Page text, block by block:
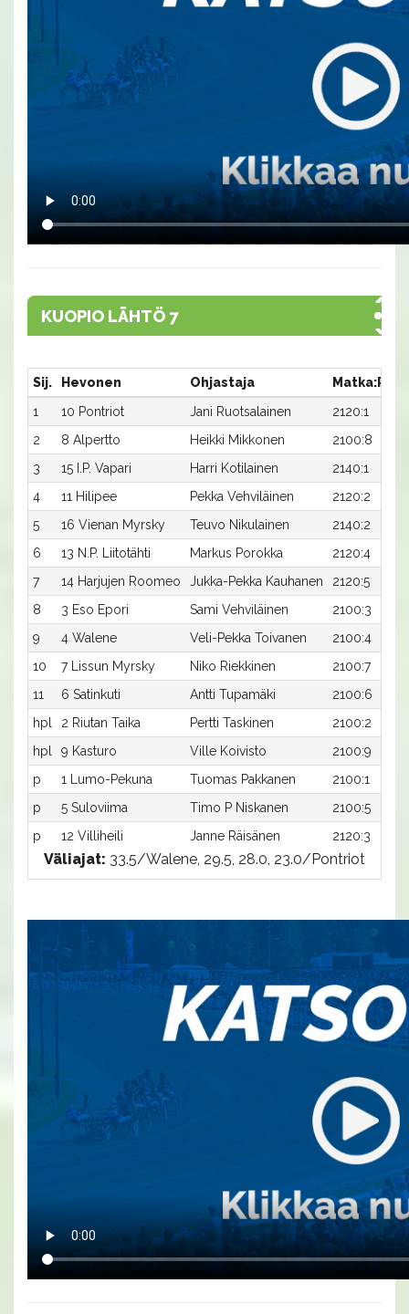
KUOPIO LÄHTÖ 7
Sij. Hevonen Ohjastaja
Matka:Rata
1
10 Pontriot Jani Ruotsalainen
2120:1
2
8 Alpertto Heikki Mikkonen
2100:8
3
15 I.P. Vapari Harri Kotilainen
2140:1
4
11 Hilipee Pekka Vehviläinen
2120:2
5
16 Vienan Myrsky Teuvo Nikulainen
2140:2
6
13 N.P. Liitotähti Markus Porokka
2120:4
7
14 Harjujen Roomeo Jukka-Pekka Kauhanen
2120:5
8
3 Eso Epori Sami Vehviläinen
2100:3
9
4 Walene Veli-Pekka Toivanen
2100:4
10
7 Lissun Myrsky Niko Riekkinen
2100:7
11
6 Satinkuti Antti Tupamäki
2100:6
hpl
2 Riutan Taika Pertti Taskinen
2100:2
hpl
9 Kasturo Ville Koivisto
2100:9
p
1 Lumo-Pekuna Tuomas Pakkanen
2100:1
p
5 Suloviima Timo P Niskanen
2100:5
p
12 Villiheili Janne Räisänen 2120:3
Väliajat: 33.5/Walene, 29.5, 28.0, 23.0/Pontriot